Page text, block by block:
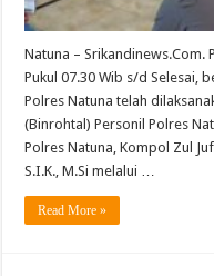
Natuna – Srikandinews.Com.
Pukul 07.30 Wib s/d Selesai,
Polres Natuna telah
(Binrohtal) Personil Polres
Polres Natuna, Kompol Zul
S.I.K., M.Si melalui …
Read More »